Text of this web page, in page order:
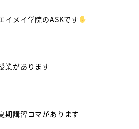
イメイ学院のASKです
業があります
期講習コマがあります